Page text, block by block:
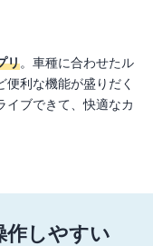
リ。車種に合わせたル
利な機能が盛りだく
イブできて、快適なカ
作しやすい